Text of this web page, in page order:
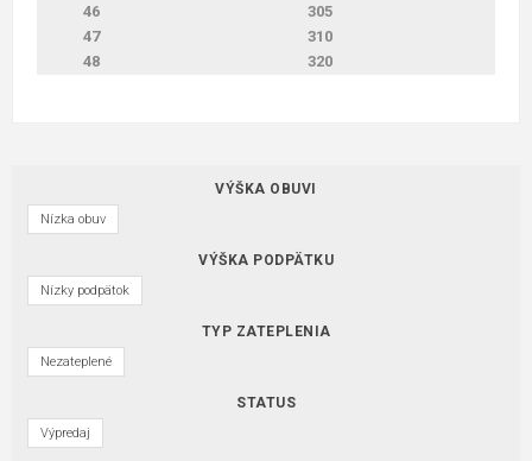
46
305
47
310
48
320
VÝŠKA OBUVI
Nízka obuv
VÝŠKA PODPÄTKU
Nízky podpätok
TYP ZATEPLENIA
Nezateplené
STATUS
Výpredaj